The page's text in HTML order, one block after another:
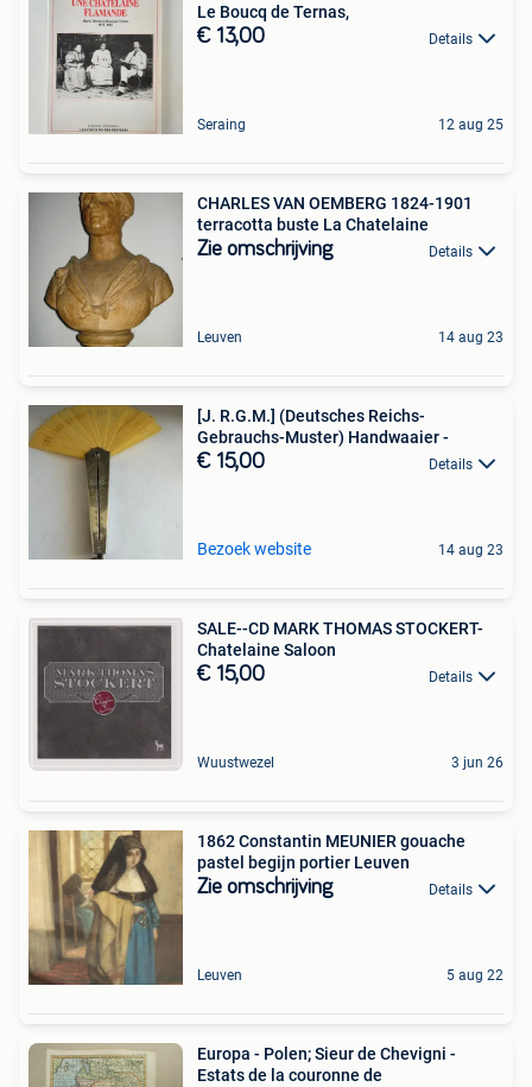
Le Boucq de Ternas,
€ 13,00 Details
Seraing 12 aug 25
CHARLES VAN OEMBERG 1824-1901
terracotta buste La Chatelaine
Zie omschrijving Details
Leuven 14 aug 23
[J. R.G.M.] (Deutsches Reichs-
Gebrauchs-Muster) Handwaaier -
€ 15,00 Details
Bezoek website 14 aug 23
SALE--CD MARK THOMAS STOCKERT-
Chatelaine Saloon
€ 15,00 Details
Wuustwezel 3 jun 26
1862 Constantin MEUNIER gouache
pastel begijn portier Leuven
Zie omschrijving Details
Leuven 5 aug 22
Europa - Polen; Sieur de Chevigni -
Estats de la couronne de